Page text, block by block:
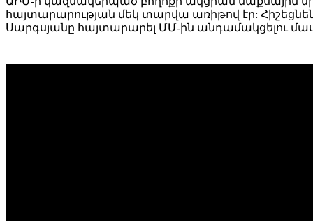
հայտարարության մեկ տարվա առիթով էր:
Սարգսյանը հայտարարել ՄՄ-ին անդամակցելու